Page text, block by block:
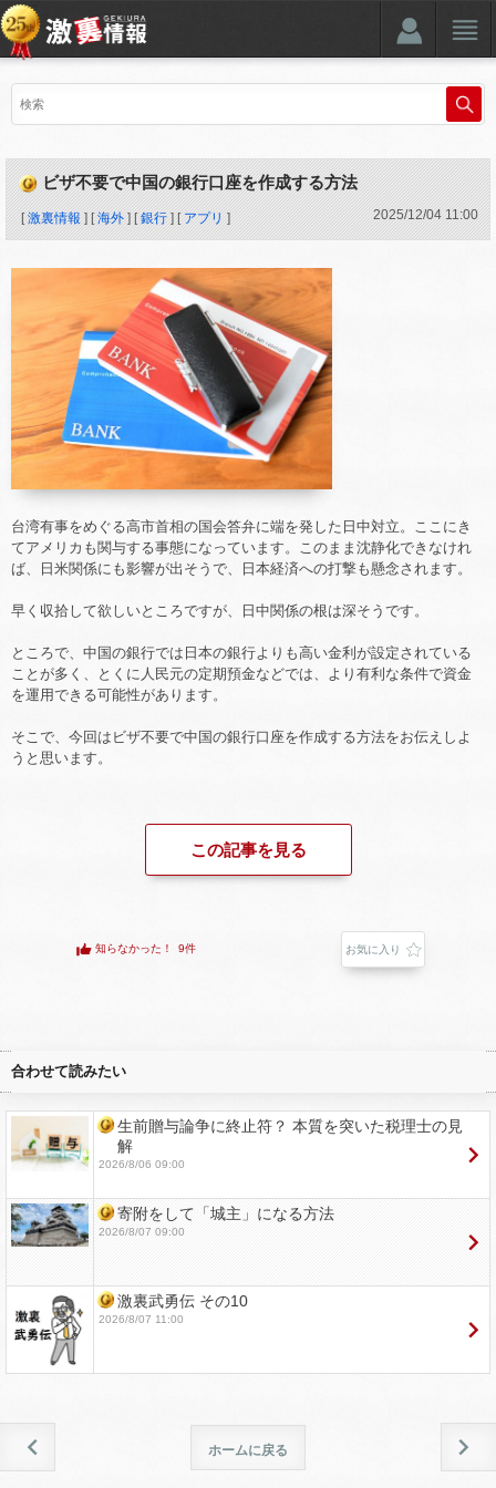
ビザ不要で中国の銀行口座を作成する方法
[激裏情報 ] [海外 ] [銀行 ] [ アプリ ] 2025/12/04 11:00
台湾有事をめぐる高市首相の国会答弁に端を発した日中対立。ここにき
てアメリカも関与する事態になっています。このまま沈静化できなけれ
ば、日米関係にも影響が出そうで、日本経済への打撃も懸念されます。
早く収拾して欲しいところですが、日中関係の根は深そうです。
ところで、中国の銀行では日本の銀行よりも高い金利が設定されている
ことが多く、とくに人民元の定期預金などでは、より有利な条件で資金
を運用できる可能性があります。
そこで、今回はビザ不要で中国の銀行口座を作成する方法をお伝えしよ
うと思います。
この記事を見る
知らなかった！ 9件 お気に入り
合わせて読みたい
生前贈与論争に終止符？ 本質を突いた税理士の見
解
2026/8/06 09:00
寄附をして「城主」になる方法
2026/8/07 09:00
激裏武勇伝 その10
2026/8/07 11:00
ホームに戻る